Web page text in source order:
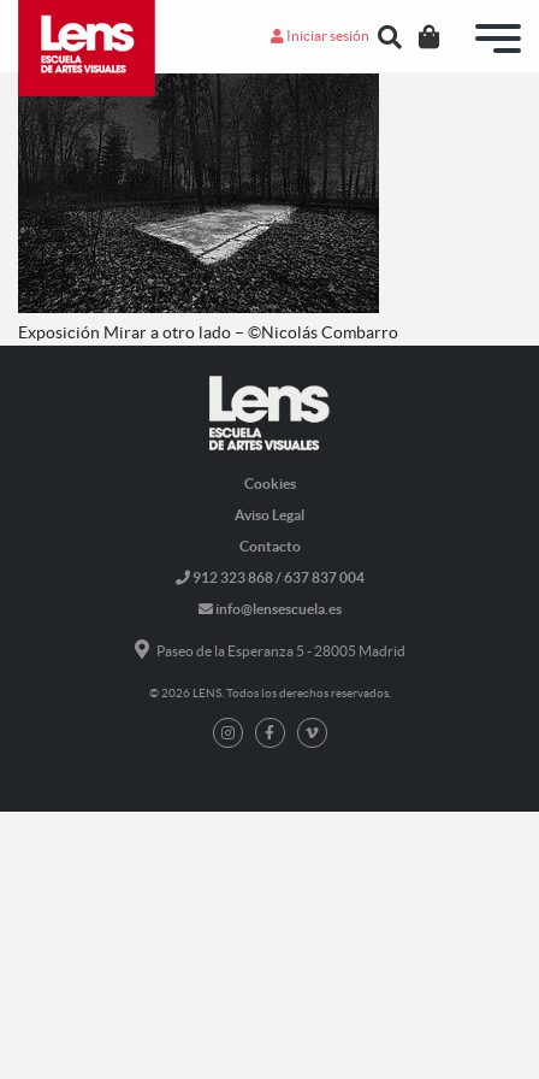
Iniciar sesión
Exposición Mirar a otro lado – ©Nicolás Combarro
Cookies
Aviso Legal
Contacto
912 323 868 / 637 837 004
info@lensescuela.es
Paseo de la Esperanza 5 - 28005 Madrid
© 2026 LENS. Todos los derechos reservados.